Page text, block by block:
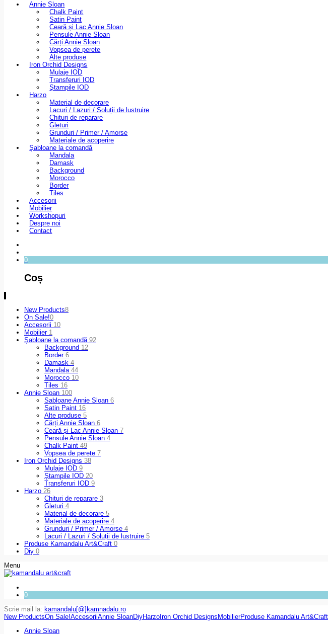
Annie Sloan
Chalk Paint
Satin Paint
Ceară și Lac Annie Sloan
Pensule Annie Sloan
Cărți Annie Sloan
Vopsea de perete
Alte produse
Iron Orchid Designs
Mulaje IOD
Transferuri IOD
Ştampile IOD
Harzo
Material de decorare
Lacuri / Lazuri / Soluții de lustruire
Chituri de reparare
Gleturi
Grunduri / Primer / Amorse
Materiale de acoperire
Șabloane la comandă
Mandala
Damask
Background
Morocco
Border
Tiles
Accesorii
Mobilier
Workshopuri
Despre noi
Contact
0
Coș
New Products8
On Sale!0
Accesorii 10
Mobilier 1
Șabloane la comandă 92
Background 12
Border 6
Damask 4
Mandala 44
Morocco 10
Tiles 16
Annie Sloan 100
Sabloane Annie Sloan 6
Satin Paint 16
Alte produse 5
Cărți Annie Sloan 6
Ceară și Lac Annie Sloan 7
Pensule Annie Sloan 4
Chalk Paint 49
Vopsea de perete 7
Iron Orchid Designs 38
Mulaje IOD 9
Ştampile IOD 20
Transferuri IOD 9
Harzo 26
Chituri de reparare 3
Gleturi 4
Material de decorare 5
Materiale de acoperire 4
Grunduri / Primer / Amorse 4
Lacuri / Lazuri / Soluții de lustruire 5
Produse Kamandalu Art&Craft 0
Diy 0
Menu
0
Scrie mail la: kamandalu[@]kamnadalu.ro
New ProductsOn Sale!AccesoriiAnnie SloanDiyHarzoIron Orchid DesignsMobilierProduse Kamandalu Art&Craft
Annie Sloan